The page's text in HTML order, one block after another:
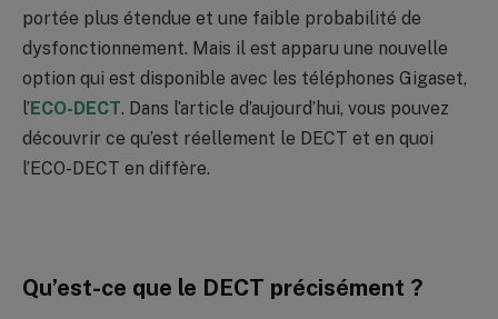
portée plus étendue et une faible probabilité de
dysfonctionnement. Mais il est apparu une nouvelle
option qui est disponible avec les téléphones Gigaset,
l’ECO-DECT. Dans l’article d’aujourd’hui, vous pouvez
découvrir ce qu’est réellement le DECT et en quoi
l’ECO-DECT en diffère.
Qu’est-ce que le DECT précisément ?